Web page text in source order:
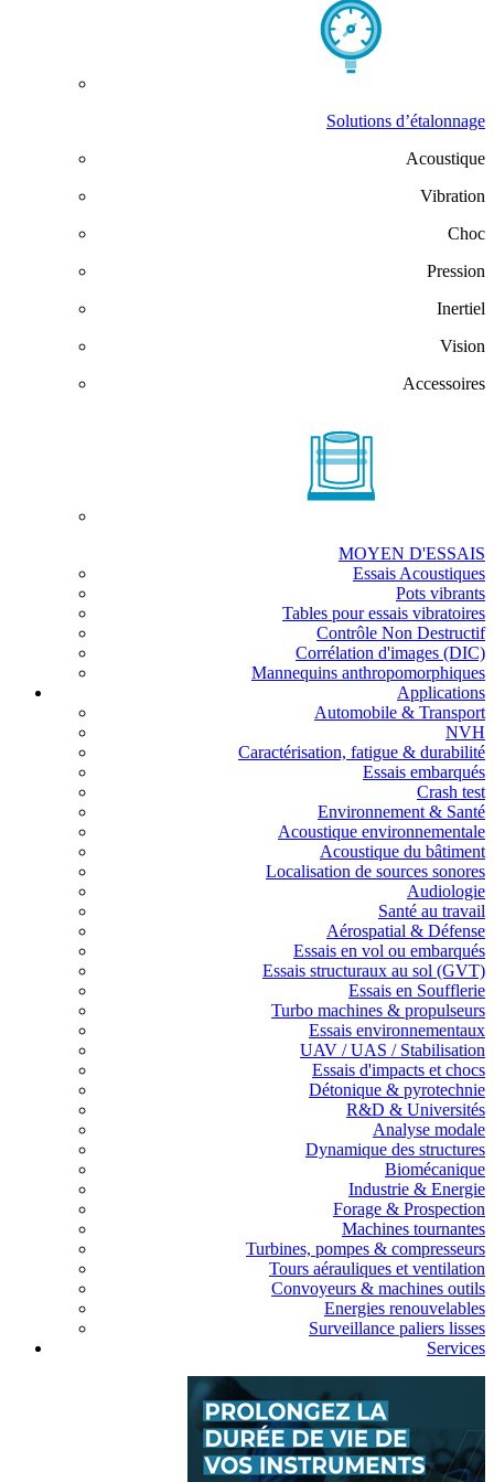
Solutions d’étalonnage
Acoustique
Vibration
Choc
Pression
Inertiel
Vision
Accessoires
MOYEN D'ESSAIS
Essais Acoustiques
Pots vibrants
Tables pour essais vibratoires
Contrôle Non Destructif
Corrélation d'images (DIC)
Mannequins anthropomorphiques
Applications
Automobile & Transport
NVH
Caractérisation, fatigue & durabilité
Essais embarqués
Crash test
Environnement & Santé
Acoustique environnementale
Acoustique du bâtiment
Localisation de sources sonores
Audiologie
Santé au travail
Aérospatial & Défense
Essais en vol ou embarqués
Essais structuraux au sol (GVT)
Essais en Soufflerie
Turbo machines & propulseurs
Essais environnementaux
UAV / UAS / Stabilisation
Essais d'impacts et chocs
Détonique & pyrotechnie
R&D & Universités
Analyse modale
Dynamique des structures
Biomécanique
Industrie & Energie
Forage & Prospection
Machines tournantes
Turbines, pompes & compresseurs
Tours aérauliques et ventilation
Convoyeurs & machines outils
Energies renouvelables
Surveillance paliers lisses
Services